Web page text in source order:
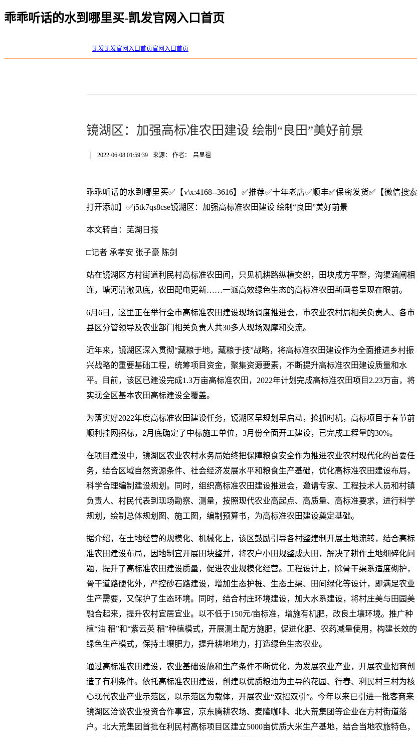
乖乖听话的水到哪里买-凯发官网入口首页
凯发凯发官网入口首页官网入口首页
镜湖区：加强高标准农田建设 绘制“良田”美好前景
2022-06-08 01:59:39 来源： 作者： 吕显祖
乖乖听话的水到哪里买✅【v\x:4168--3616】✅推荐✅十年老店✅顺丰✅保密发货✅【微信搜索
打开添加】✅j5tk7qs8cse镜湖区：加强高标准农田建设 绘制“良田”美好前景
本文转自：芜湖日报
□记者 承孝安 张子豪 陈剑
站在镜湖区方村街道利民村高标准农田间，只见机耕路纵横交织，田块成方平整，沟渠涵闸相
连，塘河清澈见底，农田配电更新……一派高效绿色生态的高标准农田新画卷呈现在眼前。
6月6日，这里正在举行全市高标准农田建设现场调度推进会，市农业农村局相关负责人、各市
县区分管领导及农业部门相关负责人共30多人现场观摩和交流。
近年来，镜湖区深入贯彻“藏粮于地，藏粮于技”战略，将高标准农田建设作为全面推进乡村振
兴战略的重要基础工程，统筹项目资金，聚集资源要素，不断提升高标准农田建设质量和水
平。目前，该区已建设完成1.3万亩高标准农田，2022年计划完成高标准农田项目2.23万亩，将
实现全区基本农田高标建设全覆盖。
为落实好2022年度高标准农田建设任务，镜湖区早规划早启动，抢抓时机，高标项目于春节前
顺利挂网招标，2月底确定了中标施工单位，3月份全面开工建设，已完成工程量的30%。
在项目建设中，镜湖区农业农村水务局始终把保障粮食安全作为推进农业农村现代化的首要任
务，结合区域自然资源条件、社会经济发展水平和粮食生产基础，优化高标准农田建设布局，
科学合理编制建设规划。同时，组织高标准农田建设推进会，邀请专家、工程技术人员和村镇
负责人、村民代表到现场勘察、测量，按照现代农业高起点、高质量、高标准要求，进行科学
规划，绘制总体规划图、施工图，编制预算书，为高标准农田建设奠定基础。
据介绍，在土地经营的规模化、机械化上，该区鼓励引导各村整建制开展土地流转，结合高标
准农田建设布局，因地制宜开展田块整并，将农户小田规整成大田，解决了耕作土地细碎化问
题，提升了高标准农田建设质量，促进农业规模化经营。工程设计上，除骨干渠系适度砌护，
骨干道路硬化外，严控砂石路建设，增加生态护桩、生态土渠、田间绿化等设计，即满足农业
生产需要，又保护了生态环境。同时，结合村庄环境建设，加大水系建设，将村庄美与田园美
融合起来，提升农村宜居宜业。以不低于150元/亩标准，增施有机肥，改良土壤环境。推广种
植“油 稻”和“紫云英 稻”种植模式，开展测土配方施肥，促进化肥、农药减量使用，构建长效的
绿色生产模式，保持土壤肥力，提升耕地地力，打造绿色生态农业。
通过高标准农田建设，农业基础设施和生产条件不断优化，为发展农业产业，开展农业招商创
造了有利条件。依托高标准农田建设，创建以优质粮油为主导的花园、行春、利民村三村为核
心现代农业产业示范区，以示范区为载体，开展农业“双招双引”。今年以来已引进一批客商来
镜湖区洽谈农业投资合作事宜，京东腾耕农场、麦隆咖啡、北大荒集团等企业在方村街道落
户。北大荒集团首批在利民村高标项目区建立5000亩优质大米生产基地，结合当地农旅特色，